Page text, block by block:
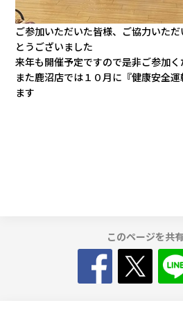
ご参加いただいた皆様、ご協力いた
とうございました
来年も開催予定ですので是非ご参加く
また鹿沼店では１０月に『健康安全
ます
このページを共